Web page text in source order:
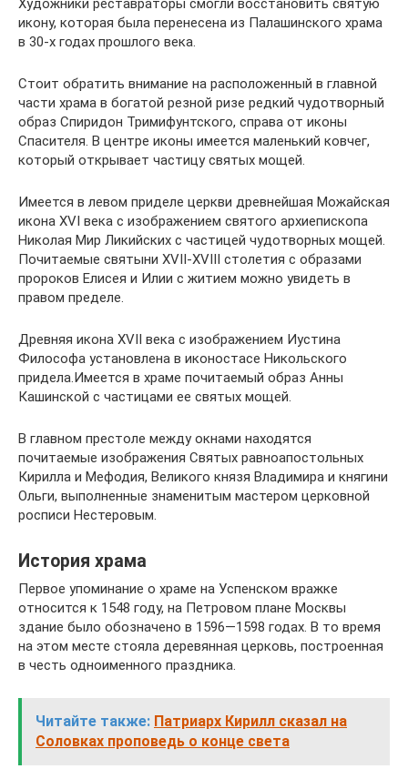
икону, которая была перенесена из Палашинского храма
в 30-х годах прошлого века.
Стоит обратить внимание на расположенный в главной
части храма в богатой резной ризе редкий чудотворный
образ Спиридон Тримифунтского, справа от иконы
Спасителя. В центре иконы имеется маленький ковчег,
который открывает частицу святых мощей.
Имеется в левом приделе церкви древнейшая Можайская
икона XVI века с изображением святого архиепископа
Николая Мир Ликийских с частицей чудотворных мощей.
Почитаемые святыни XVII-XVIII столетия с образами
пророков Елисея и Илии с житием можно увидеть в
правом пределе.
Древняя икона XVII века с изображением Иустина
Философа установлена в иконостасе Никольского
придела.Имеется в храме почитаемый образ Анны
Кашинской с частицами ее святых мощей.
В главном престоле между окнами находятся
почитаемые изображения Святых равноапостольных
Кирилла и Мефодия, Великого князя Владимира и княгини
Ольги, выполненные знаменитым мастером церковной
росписи Нестеровым.
История храма
Первое упоминание о храме на Успенском вражке
относится к 1548 году, на Петровом плане Москвы
здание было обозначено в 1596—1598 годах. В то время
на этом месте стояла деревянная церковь, построенная
в честь одноименного праздника.
Читайте также: Патриарх Кирилл сказал на
Соловках проповедь о конце света